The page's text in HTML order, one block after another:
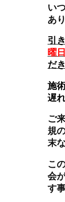
い
あ
引
曜日
だ
施
遅
ご
規
末
こ
会
す